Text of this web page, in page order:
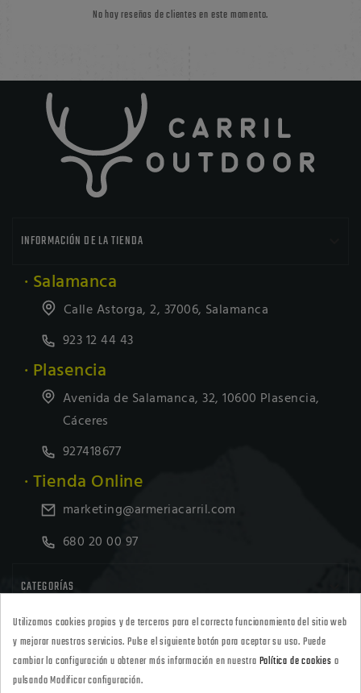
No hay reseñas de clientes en este momento.
INFORMACIÓN DE LA TIENDA
· Salamanca
Calle Astorga, 2, 37006, Salamanca
923 12 44 43
· Plasencia
Avenida de Salamanca, 32, 10600 Plasencia,
Cáceres
927418677
· Tienda Online
marketing@armeriacarril.com
680 20 00 97
CATEGORÍAS
POLÍTICAS 
Utilizamos cookies propias y de terceros para el correcto funcionamiento del sitio web
y mejorar nuestros servicios. Pulse el siguiente botón para aceptar su uso. Puede
cambiar la configuración u obtener más información en nuestra Política de cookies o
pulsando Modificar configuración.